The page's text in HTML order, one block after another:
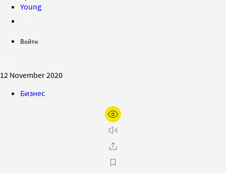
Young
Войти
12 November 2020
Бизнес